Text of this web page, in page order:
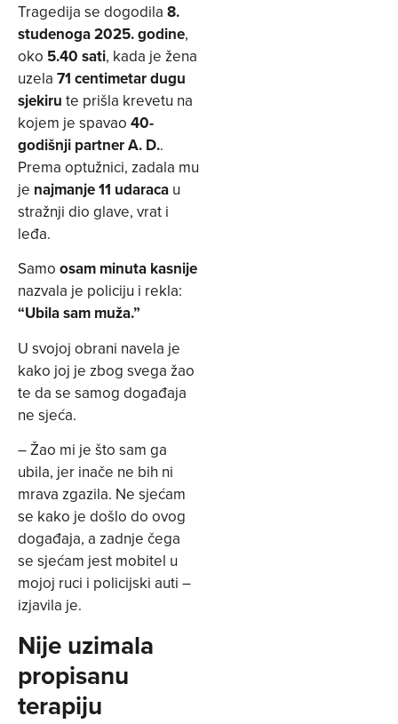
Tragedija se dogodila 8.
studenoga 2025. godine,
oko 5.40 sati, kada je žena
uzela 71 centimetar dugu
sjekiru te prišla krevetu na
kojem je spavao 40-
godišnji partner A. D..
Prema optužnici, zadala mu
je najmanje 11 udaraca u
stražnji dio glave, vrat i
leđa.
Samo osam minuta kasnije
nazvala je policiju i rekla:
“Ubila sam muža.”
U svojoj obrani navela je
kako joj je zbog svega žao
te da se samog događaja
ne sjeća.
– Žao mi je što sam ga
ubila, jer inače ne bih ni
mrava zgazila. Ne sjećam
se kako je došlo do ovog
događaja, a zadnje čega
se sjećam jest mobitel u
mojoj ruci i policijski auti –
izjavila je.
Nije uzimala
propisanu
terapiju